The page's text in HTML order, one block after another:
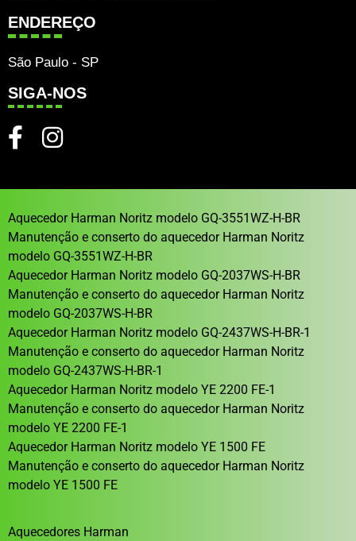
ENDEREÇO
São Paulo - SP
SIGA-NOS
Aquecedor Harman Noritz modelo GQ-3551WZ-H-BR
Manutenção e conserto do aquecedor Harman Noritz
modelo GQ-3551WZ-H-BR
Aquecedor Harman Noritz modelo GQ-2037WS-H-BR
Manutenção e conserto do aquecedor Harman Noritz
modelo GQ-2037WS-H-BR
Aquecedor Harman Noritz modelo GQ-2437WS-H-BR-1
Manutenção e conserto do aquecedor Harman Noritz
modelo GQ-2437WS-H-BR-1
Aquecedor Harman Noritz modelo YE 2200 FE-1
Manutenção e conserto do aquecedor Harman Noritz
modelo YE 2200 FE-1
Aquecedor Harman Noritz modelo YE 1500 FE
Manutenção e conserto do aquecedor Harman Noritz
modelo YE 1500 FE
Aquecedores Harman